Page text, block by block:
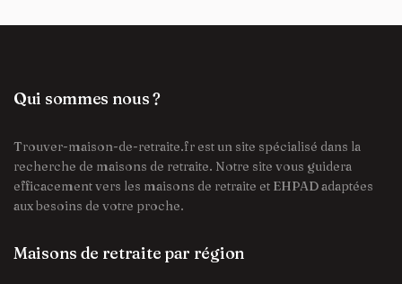
Qui sommes nous ?
Trouver-maison-de-retraite.fr est un site spécialisé dans la
recherche de maisons de retraite. Notre site vous guidera
efficacement vers les maisons de retraite et EHPAD adaptées
aux besoins de votre proche.
Maisons de retraite par région